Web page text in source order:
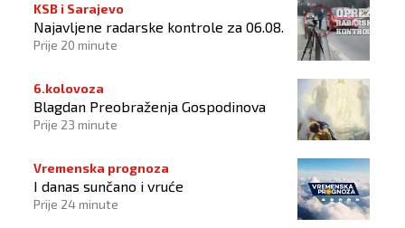
KSB i Sarajevo
Najavljene radarske kontrole za 06.08.
Prije 20 minute
6.kolovoza
Blagdan Preobraženja Gospodinova
Prije 23 minute
Vremenska prognoza
I danas sunčano i vruće
Prije 24 minute